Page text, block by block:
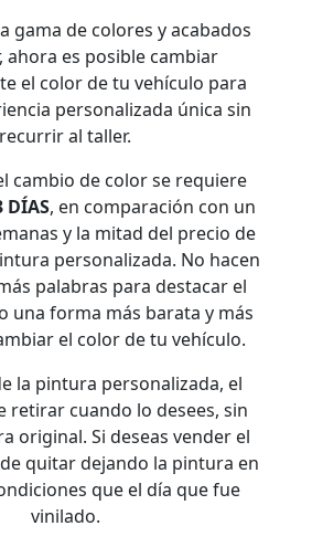
gama de colores y acabados
ahora es posible cambiar
el color de tu vehículo para
personalizada única sin
recurrir al taller.
cambio de color se requiere
DÍAS, en comparación con un
y la mitad del precio de
personalizada. No hacen
palabras para destacar el
una forma más barata y más
el color de tu vehículo.
la pintura personalizada, el
retirar cuando lo desees, sin
original. Si deseas vender el
quitar dejando la pintura en
que el día que fue
vinilado.